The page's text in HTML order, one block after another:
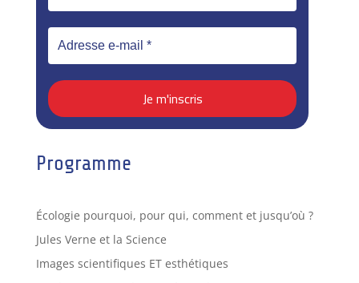
Programme
Écologie pourquoi, pour qui, comment et jusqu’où ?
Jules Verne et la Science
Images scientifiques ET esthétiques